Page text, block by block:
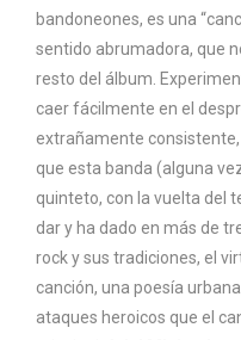
bandoneones, es una
sentido abrumadora, que
resto del álbum.
caer fácilmente en el
extrañamente
que esta banda (alguna
quinteto, con la vuelta del
dar y ha dado en más de
rock y sus tradiciones, el
canción, una poesía
ataques heroicos que el